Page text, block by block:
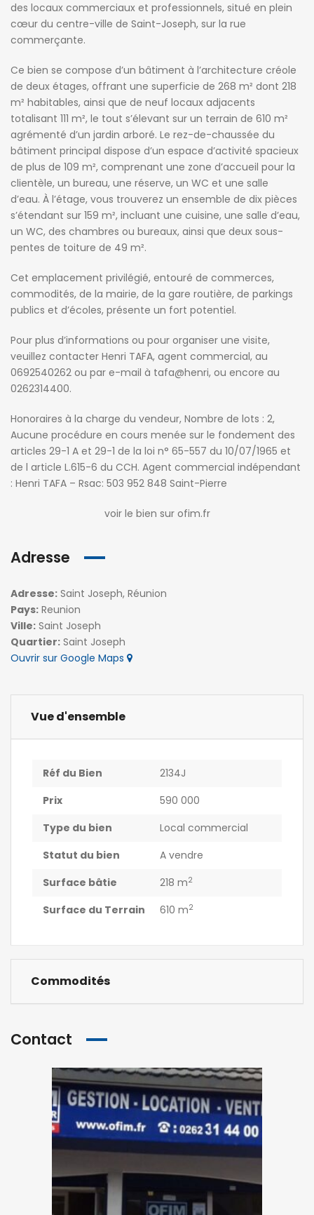
des locaux commerciaux et professionnels, situé en plein
cœur du centre-ville de Saint-Joseph, sur la rue
commerçante.
Ce bien se compose d’un bâtiment à l’architecture créole
de deux étages, offrant une superficie de 268 m² dont 218
m² habitables, ainsi que de neuf locaux adjacents
totalisant 111 m², le tout s’élevant sur un terrain de 610 m²
agrémenté d’un jardin arboré. Le rez-de-chaussée du
bâtiment principal dispose d’un espace d’activité spacieux
de plus de 109 m², comprenant une zone d’accueil pour la
clientèle, un bureau, une réserve, un WC et une salle
d’eau. À l’étage, vous trouverez un ensemble de dix pièces
s’étendant sur 159 m², incluant une cuisine, une salle d’eau,
un WC, des chambres ou bureaux, ainsi que deux sous-
pentes de toiture de 49 m².
Cet emplacement privilégié, entouré de commerces,
commodités, de la mairie, de la gare routière, de parkings
publics et d’écoles, présente un fort potentiel.
Pour plus d’informations ou pour organiser une visite,
veuillez contacter Henri TAFA, agent commercial, au
0692540262 ou par e-mail à tafa@henri, ou encore au
0262314400.
Honoraires à la charge du vendeur, Nombre de lots : 2,
Aucune procédure en cours menée sur le fondement des
articles 29-1 A et 29-1 de la loi n° 65-557 du 10/07/1965 et
de l article L.615-6 du CCH. Agent commercial indépendant
: Henri TAFA – Rsac: 503 952 848 Saint-Pierre
voir le bien sur ofim.fr
Adresse
Adresse: Saint Joseph, Réunion
Pays: Reunion
Ville: Saint Joseph
Quartier: Saint Joseph
Ouvrir sur Google Maps
Vue d'ensemble
Réf du Bien
2134J
Prix
590 000
Type du bien
Local commercial
Statut du bien
A vendre
Surface bâtie
218 m2
Surface du Terrain 610 m2
Commodités
Contact